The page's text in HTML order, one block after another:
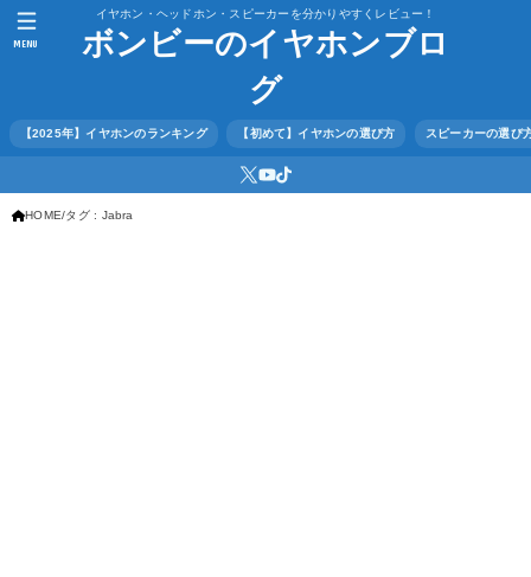
イヤホン・ヘッドホン・スピーカーを分かりやすくレビュー！
ボンビーのイヤホンブロ
グ
【2025年】イヤホンのランキング 【初めて】イヤホンの選び方 スピーカーの選び
MENU
HOME タグ : Jabra